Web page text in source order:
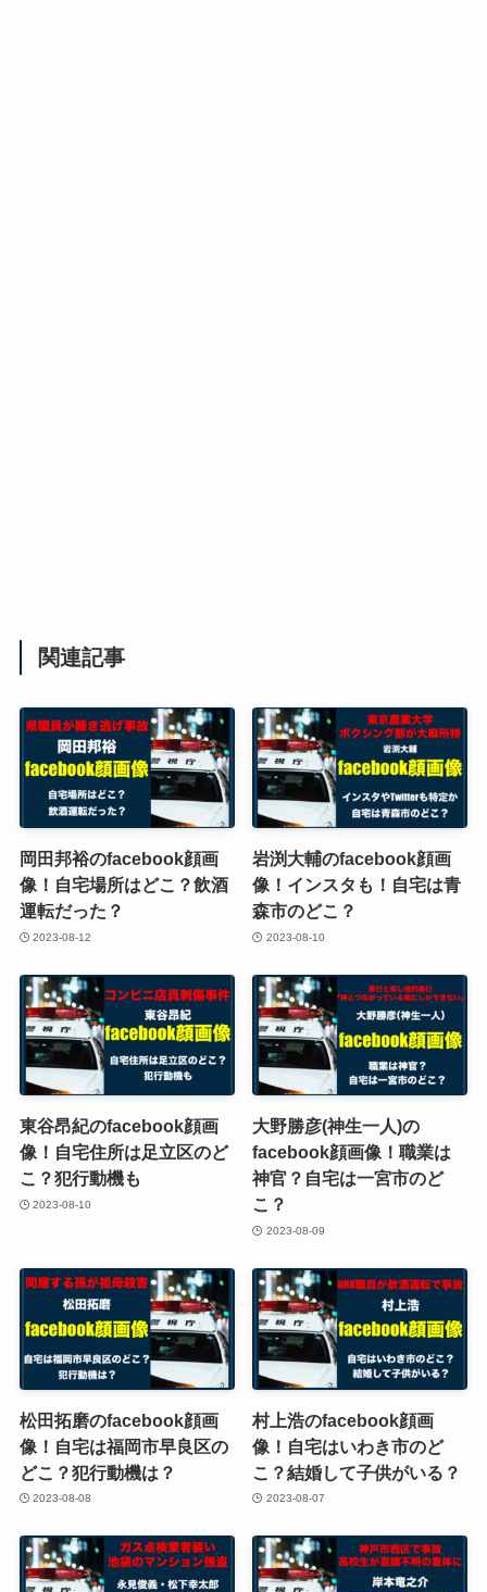
関連記事
岡田邦裕のfacebook顔画
像！自宅場所はどこ？飲酒
運転だった？
2023-08-12
岩渕大輔のfacebook顔画
像！インスタも！自宅は青
森市のどこ？
2023-08-10
東谷昂紀のfacebook顔画
像！自宅住所は足立区のど
こ？犯行動機も
2023-08-10
大野勝彦(神生一人)の
facebook顔画像！職業は
神官？自宅は一宮市のど
こ？
2023-08-09
松田拓磨のfacebook顔画
像！自宅は福岡市早良区の
どこ？犯行動機は？
2023-08-08
村上浩のfacebook顔画
像！自宅はいわき市のど
こ？結婚して子供がいる？
2023-08-07